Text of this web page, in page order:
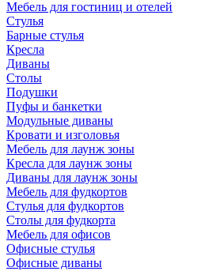
Мебель для гостиниц и отелей
Стулья
Барные стулья
Кресла
Диваны
Столы
Подушки
Пуфы и банкетки
Модульные диваны
Кровати и изголовья
Мебель для лаунж зоны
Кресла для лаунж зоны
Диваны для лаунж зоны
Мебель для фудкортов
Стулья для фудкортов
Столы для фудкорта
Мебель для офисов
Офисные стулья
Офисные диваны